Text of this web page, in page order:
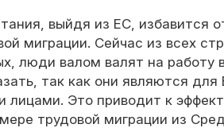
выйдя из ЕС, избавится
миграции. Сейчас из всех
люди валом валят на
так как они являются
лицами. Это приводит к
трудовой миграции из